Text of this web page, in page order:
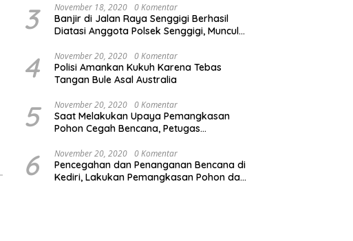
BAWANG PUTIH DARI APBN 2026.
3 November 18, 2020 0 Komentar
Banjir di Jalan Raya Senggigi Berhasil
Diatasi Anggota Polsek Senggigi, Muncul
4 November 20, 2020 0 Komentar
Polisi Amankan Kukuh Karena Tebas
Tangan Bule Asal Australia
5 November 20, 2020 0 Komentar
Saat Melakukan Upaya Pemangkasan
Pohon Cegah Bencana, Petugas
Dikejutkan dengan Peristiwa Mobil
Terbakar
6 November 20, 2020 0 Komentar
Pencegahan dan Penanganan Bencana di
Kediri, Lakukan Pemangkasan Pohon dan